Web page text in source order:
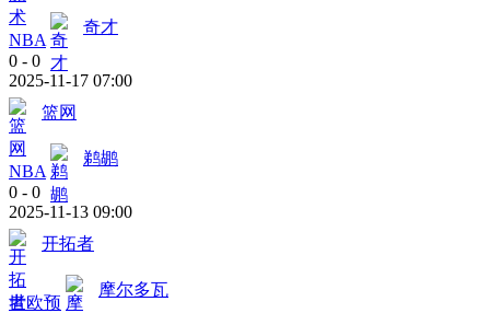
NBA
奇才
0 - 0
2025-11-17 07:00
篮网
NBA
鹈鹕
0 - 0
2025-11-13 09:00
开拓者
世欧预
摩尔多瓦